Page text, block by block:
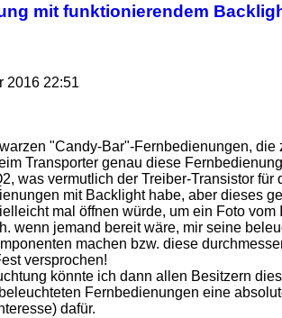
mit funktionierendem
2016 22:51
"Candy-Bar"-Fernbedienungen,
Transporter genau diese
was vermutlich der Treiber-Transistor für
mit Backlight habe, aber dieses
mal öffnen würde, um ein Foto
wenn jemand bereit wäre, mir seine
machen bzw. diese
versprochen!
könnte ich dann allen Besitzern
Fernbedienungen eine
dafür.